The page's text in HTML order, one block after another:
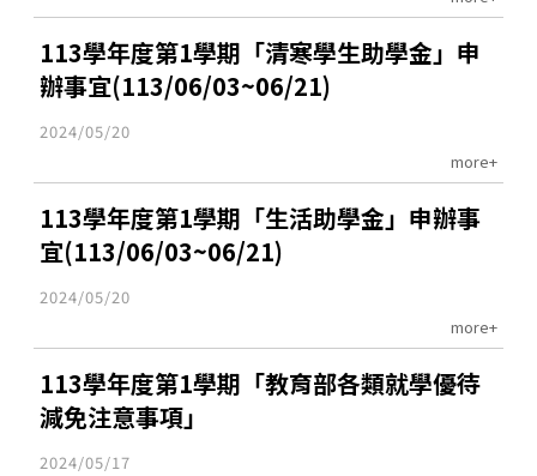
113學年度第1學期「清寒學生助學金」申
辦事宜(113/06/03~06/21)
2024/05/20
more+
113學年度第1學期「生活助學金」申辦事
宜(113/06/03~06/21)
2024/05/20
more+
113學年度第1學期「教育部各類就學優待
減免注意事項」
2024/05/17